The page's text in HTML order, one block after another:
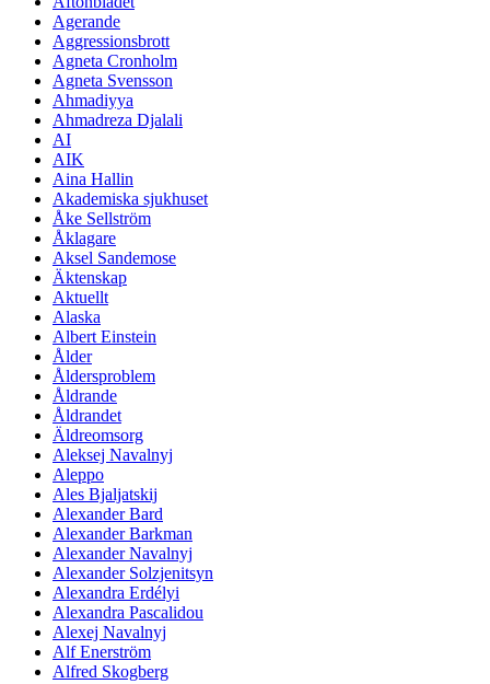
Agerande
Aggressionsbrott
Agneta Cronholm
Agneta Svensson
Ahmadiyya
Ahmadreza Djalali
AI
AIK
Aina Hallin
Akademiska sjukhuset
Åke Sellström
Åklagare
Aksel Sandemose
Äktenskap
Aktuellt
Alaska
Albert Einstein
Ålder
Åldersproblem
Åldrande
Åldrandet
Äldreomsorg
Aleksej Navalnyj
Aleppo
Ales Bjaljatskij
Alexander Bard
Alexander Barkman
Alexander Navalnyj
Alexander Solzjenitsyn
Alexandra Erdélyi
Alexandra Pascalidou
Alexej Navalnyj
Alf Enerström
Alfred Skogberg